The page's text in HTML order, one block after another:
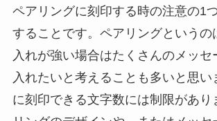
ペアリングに刻印する時の注意の1
することです。ペアリングというの
入れが強い場合はたくさんのメッセ
入れたいと考えることも多いと思い
に刻印できる文字数には制限があり